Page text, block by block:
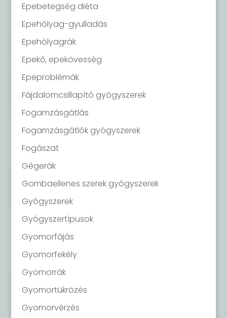
Epebetegség diéta
Epehólyag-gyulladás
Epehólyagrák
Epekő, epekövesség
Epeproblémák
Fájdalomcsillapító gyógyszerek
Fogamzásgátlás
Fogamzásgátlók gyógyszerek
Fogászat
Gégerák
Gombaellenes szerek gyógyszerek
Gyógyszerek
Gyógyszertípusok
Gyomorfájás
Gyomorfekély
Gyomorrák
Gyomortükrözés
Gyomorvérzés